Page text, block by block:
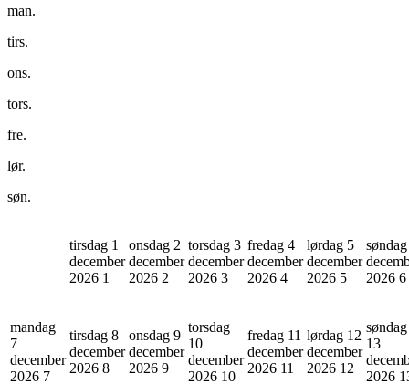
man.
tirs.
ons.
tors.
fre.
lør.
søn.
tirsdag 1
december
2026 1
onsdag 2
december
2026 2
torsdag 3
december
2026 3
fredag 4
december
2026 4
lørdag 5
december
2026 5
2026 6
mandag
7
december
2026 7
tirsdag 8
december
2026 8
onsdag 9
december
2026 9
torsdag
10
december
2026 10
fredag 11
december
2026 11
lørdag 12
december
2026 12
søndag
13
2026